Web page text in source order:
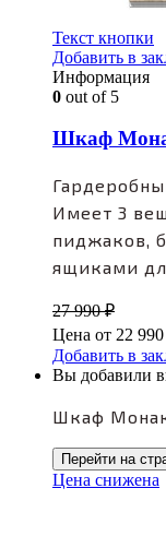
Текст кнопки
Добавить в
Информация
0 out of 5
Шкаф
Имеет 3
пиджаков,
ящиками
27 990₽
Цена от 22 990
Добавить в
Вы добавили
Шкаф
Перейти на
Цена снижена